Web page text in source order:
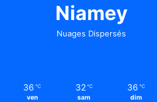
Niamey
Nuages Dispersés
36 ℃
ven
32 ℃
sam
36 ℃
dim